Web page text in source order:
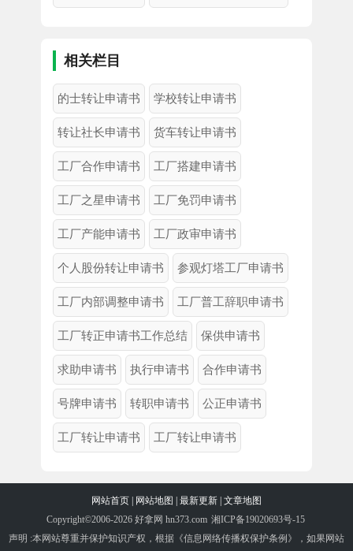
相关栏目
的士转让申请书 学校转让申请书
转让社长申请书 货车转让申请书
工厂合作申请书 工厂搭建申请书
工厂之星申请书 工厂免罚申请书
工厂产能申请书 工厂政审申请书
个人股份转让申请书 参观灯塔工厂申请书
工厂内部调整申请书 工厂普工辞职申请书
工厂转正申请书工作总结 保供申请书
求助申请书 执行申请书 合作申请书
号牌申请书 转职申请书 公正申请书
工厂转让申请书 工厂转让申请书
网站首页 网站地图 最新更新 文章地图
Copyright©2006-2026 好拿网 hn373.com 湘ICP备19020693号-15
声明 :本网站尊重并保护知识产权，根据《信息网络传播权保护条例》，如果网站